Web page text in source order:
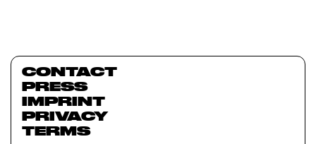
CONTACT
PRESS
IMPRINT
PRIVACY
TERMS